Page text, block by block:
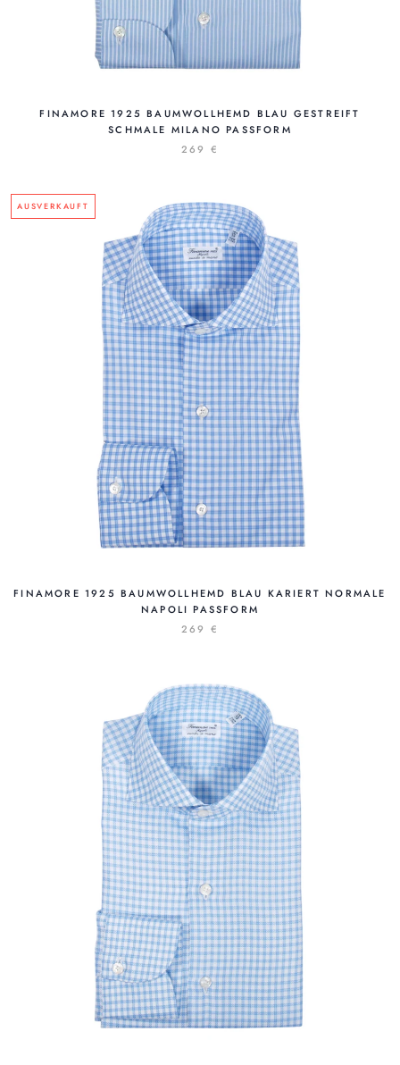
FINAMORE 1925 BAUMWOLLHEMD BLAU GESTREIFT
SCHMALE MILANO PASSFORM
269 €
AUSVERKAUFT
FINAMORE 1925 BAUMWOLLHEMD BLAU KARIERT NORMALE
NAPOLI PASSFORM
269 €